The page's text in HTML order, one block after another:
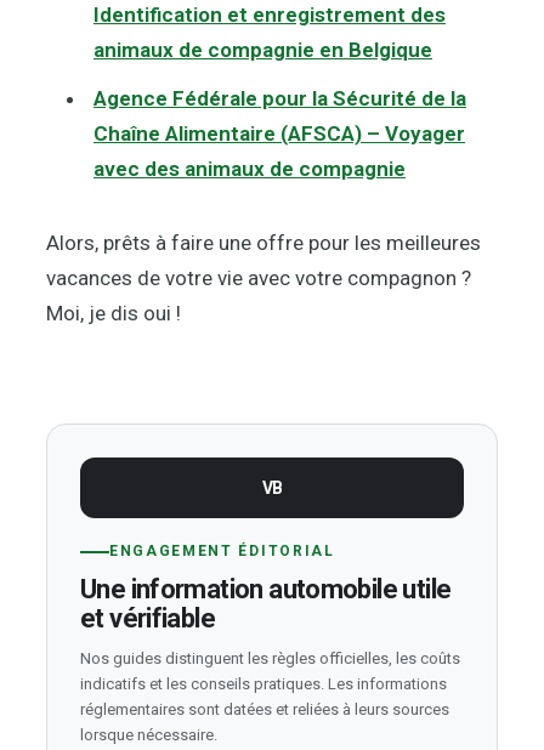
Identification et enregistrement des
animaux de compagnie en Belgique
Agence Fédérale pour la Sécurité de la
Chaîne Alimentaire (AFSCA) – Voyager
avec des animaux de compagnie
Alors, prêts à faire une offre pour les meilleures
vacances de votre vie avec votre compagnon ?
Moi, je dis oui !
VB
ENGAGEMENT ÉDITORIAL
Une information automobile utile
et vérifiable
Nos guides distinguent les règles officielles, les coûts
indicatifs et les conseils pratiques. Les informations
réglementaires sont datées et reliées à leurs sources
lorsque nécessaire.